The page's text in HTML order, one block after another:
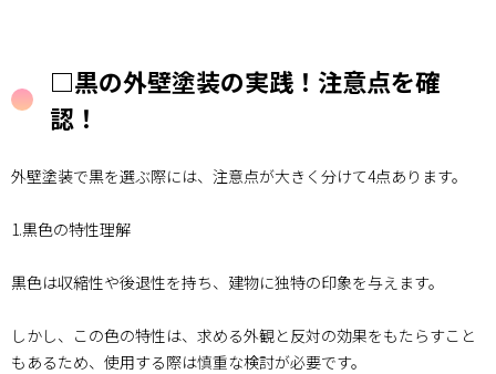
□黒の外壁塗装の実践！注意点を確
認！
外壁塗装で黒を選ぶ際には、注意点が大きく分けて4点あります。
1.黒色の特性理解
黒色は収縮性や後退性を持ち、建物に独特の印象を与えます。
しかし、この色の特性は、求める外観と反対の効果をもたらすこと
もあるため、使用する際は慎重な検討が必要です。